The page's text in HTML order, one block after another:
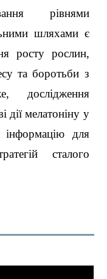
рівнями
шляхами є
росту рослин,
та боротьби з
дослідження
дії мелатоніну у
для
сталого